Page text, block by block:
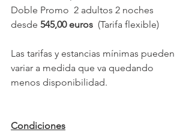
Doble Promo  2 adultos 2 noches
desde 545,00 euros (Tarifa flexible)
Las tarifas y estancias mínimas pueden
variar a medida que va quedando
menos disponibilidad.
Condiciones